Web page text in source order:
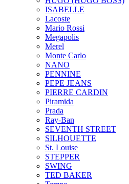
ISABELLE
Lacoste
Mario Rossi
Megapolis
Merel
Monte Carlo
NANO
PENNINE
PEPE JEANS
PIERRE CARDIN
Piramida
Prada
Ray-Ban
SEVENTH STREET
SILHOUETTE
St. Louise
STEPPER
SWING
TED BAKER